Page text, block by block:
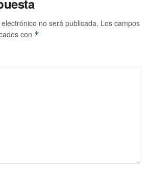
no será publicada. Los campos
con *